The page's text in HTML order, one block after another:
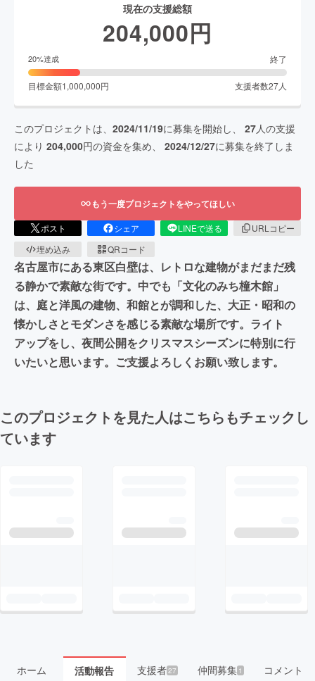
現在の支援総額
204,000円
20%達成 終了
目標金額1,000,000円 支援者数27人
このプロジェクトは、 2024/11/19に募集を開始し、 27人の支援
により 204,000円の資金を集め、 2024/12/27に募集を終了しま
した
もう一度プロジェクトをやってほしい
ポスト シェア LINEで送る
URLコピー
埋め込み
QRコード
名古屋市にある東区白壁は、レトロな建物がまだまだ残
る静かで素敵な街です。中でも「文化のみち橦木館」
は、庭と洋風の建物、和館とが調和した、大正・昭和の
懐かしさとモダンさを感じる素敵な場所です。ライト
アップをし、夜間公開をクリスマスシーズンに特別に行
いたいと思います。ご支援よろしくお願い致します。
このプロジェクトを見た人はこちらもチェックし
ています
ホーム 活動報告 支援者 27 仲間募集 1 コメント